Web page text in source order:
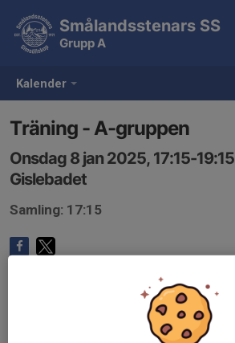
Kalender
Smålandsstenars SS
Grupp A
Träning - A-gruppen
Onsdag 8 jan 2025, 17:15-19:15
Gislebadet
Samling: 17:15